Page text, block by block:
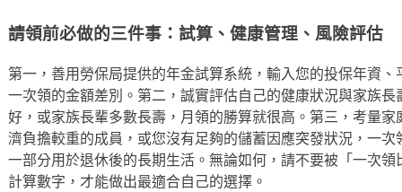
請領前必做的三件事：試算、健康管理、風險評估
第一，善用勞保局提供的年金試算系統，輸入您的投保年資
一次領的金額差別。第二，誠實評估自己的健康狀況與家族
好，或家族長輩多數長壽，月領的勝算就很高。第三，考量
濟負擔較重的成員，或您沒有足夠的儲蓄因應突發狀況，一
一部分用於退休後的長期生活。無論如何，請不要被「一次
計算數字，才能做出最適合自己的選擇。